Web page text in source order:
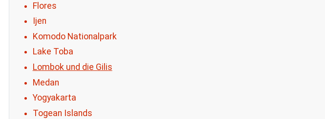
Flores
Ijen
Komodo Nationalpark
Lake Toba
Lombok und die Gilis
Medan
Yogyakarta
Togean Islands